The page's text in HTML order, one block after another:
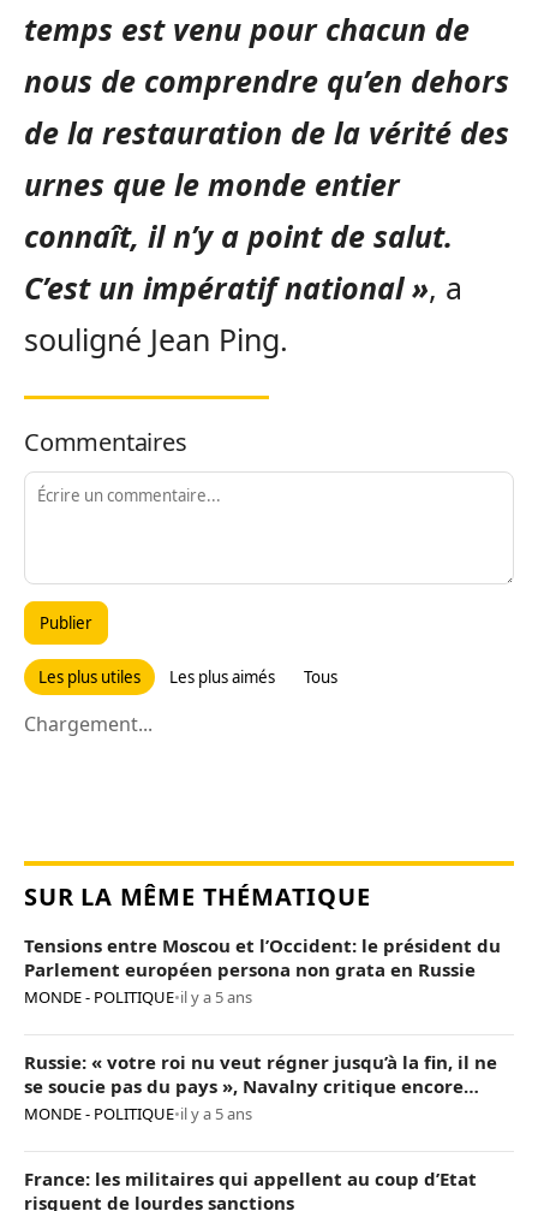
temps est venu pour chacun de
nous de comprendre qu’en dehors
de la restauration de la vérité des
urnes que le monde entier
connaît, il n’y a point de salut.
C’est un impératif national », a
souligné Jean Ping.
Commentaires
Publier
Les plus utiles Les plus aimés Tous
Chargement...
SUR LA MÊME THÉMATIQUE
Tensions entre Moscou et l’Occident: le président du
Parlement européen persona non grata en Russie
MONDE - POLITIQUE•il y a 5 ans
Russie: « votre roi nu veut régner jusqu’à la fin, il ne
se soucie pas du pays », Navalny critique encore
Poutine
MONDE - POLITIQUE•il y a 5 ans
France: les militaires qui appellent au coup d’Etat
risquent de lourdes sanctions